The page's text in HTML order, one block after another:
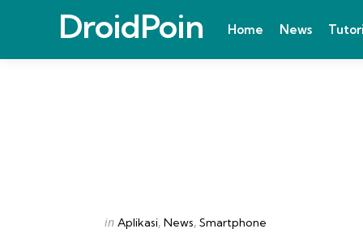
DroidPoin Home News
Categories
Posted
in Aplikasi News Smartphone